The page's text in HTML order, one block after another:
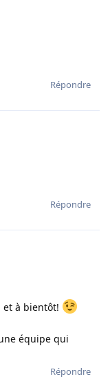
Répondre
Répondre
et à bientôt!
équipe qui
Répondre